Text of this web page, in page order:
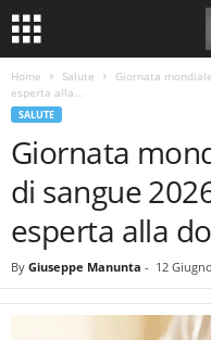
Home Salute
Giornata
esperta alla...
SALUTE
Giornata
di sangue
esperta alla
By Giuseppe Manunta - 12